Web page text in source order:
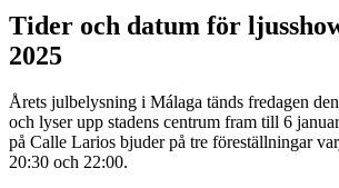
Tider och datum för
2025
Årets julbelysning i Málaga tänds fredagen
och lyser upp stadens centrum fram till 6
på Calle Larios bjuder på tre föreställningar
20:30 och 22:00.